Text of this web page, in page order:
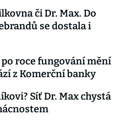
či Dr. Max. Do
se dostala i
roce fungování mění
z Komerční banky
Síť Dr. Max chystá